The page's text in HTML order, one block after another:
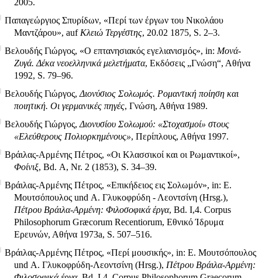
Παπαγεώργιος Σπυρίδων, «Περί των έργων του Νικολάου
Μαντζάρου», auf Κλειώ Τεργέστης, 20.02 1875, S. 2–3.
Βελουδής Γιώργος, «Ο επτανησιακός εγελιανισμός», in: Μονά-
Ζυγά. Δέκα νεοελληνικά μελετήματα, Εκδόσεις „Γνώση“, Αθήνα
1992, S. 79–96.
Βελουδής Γιώργος, Διονύσιος Σολωμός. Ρομαντική ποίηση και
ποιητική. Οι γερμανικές πηγές, Γνώση, Αθήνα 1989.
Βελουδής Γιώργος, Διονυσίου Σολωμού: «Στοχασμοί» στους
«Ελεύθερους Πολιορκημένους», Περίπλους, Αθήνα 1997.
Βράιλας-Αρμένης Πέτρος, «Οι Κλασσικοί και οι Ρωμαντικοί»,
Φοίνιξ, Bd. Α, Nr. 2 (1853), S. 34–39.
Βράιλας-Αρμένης Πέτρος, «Επικήδειος εις Σολωμόν», in: Ε.
Μουτσόπουλος und Α. Γλυκοφρύδη - Λεοντσίνη (Hrsg.),
Πέτρου Βράιλα-Αρμένη: Φιλοσοφικά έργα, Bd. Ι,4. Corpus
Philosophorum Græcorum Recentiorum, Εθνικό Ίδρυμα
Ερευνών, Αθήνα 1973a, S. 507–516.
Βράιλας-Αρμένης Πέτρος, «Περί μουσικής», in: Ε. Μουτσόπουλος
und Α. Γλυκοφρύδη-Λεοντσίνη (Hrsg.), Πέτρου Βράιλα-Αρμένη: